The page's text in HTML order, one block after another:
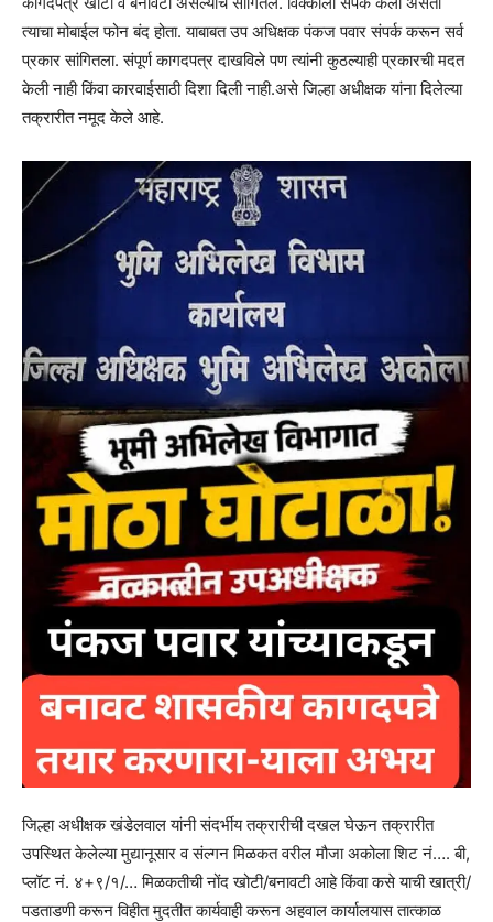
त्याचा मोबाईल फोन बंद होता. याबाबत उप अधिक्षक पंकज पवार संपर्क करून सर्व
प्रकार सांगितला. संपूर्ण कागदपत्र दाखविले पण त्यांनी कुठल्याही प्रकारची मदत
केली नाही किंवा कारवाईसाठी दिशा दिली नाही.असे जिल्हा अधीक्षक यांना दिलेल्या
तक्रारीत नमूद केले आहे.
जिल्हा अधीक्षक खंडेलवाल यांनी संदर्भीय तक्रारीची दखल घेऊन तक्रारीत
उपस्थित केलेल्या मुद्यानूसार व संल्गन मिळकत वरील मौजा अकोला शिट नं…. बी,
प्लॉट नं. ४+९/१/… मिळकतीची नोंद खोटी/बनावटी आहे किंवा कसे याची खात्री/
पडताडणी करून विहीत मुदतीत कार्यवाही करून अहवाल कार्यालयास तात्काळ